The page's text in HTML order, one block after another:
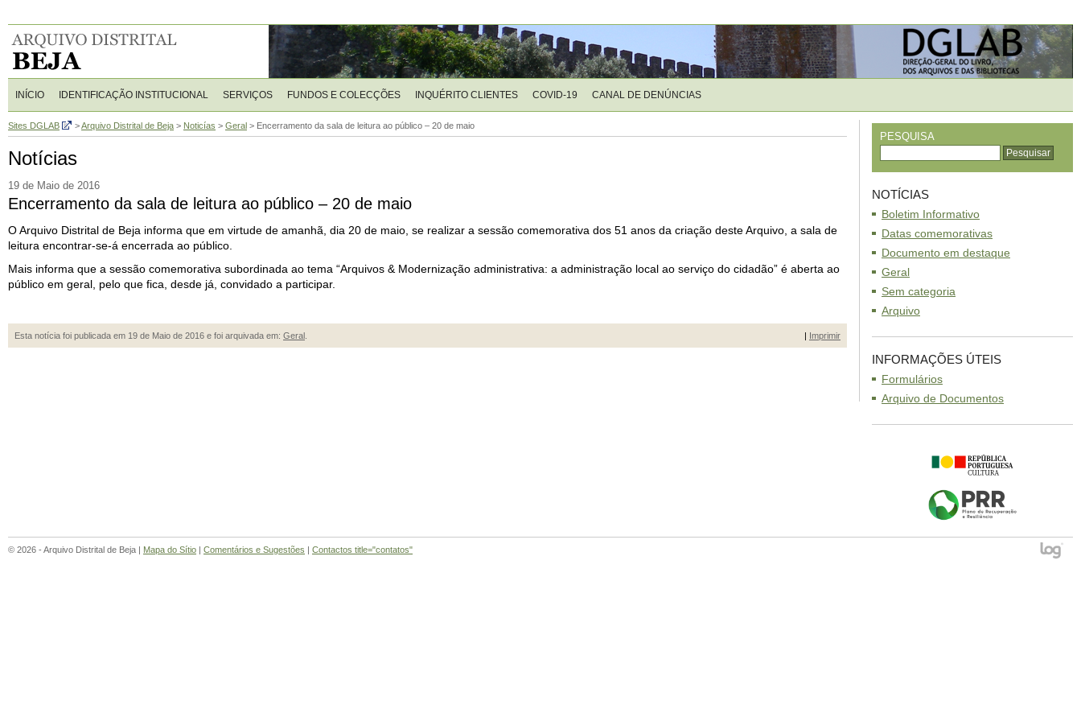
INÍCIO IDENTIFICAÇÃO INSTITUCIONAL SERVIÇOS FUNDOS E COLECÇÕES INQUÉRITO CLIENTES COVID-19 CANAL DE DENÚNCIAS
Sites DGLAB >Arquivo Distrital de Beja > Noticías > Geral > Encerramento da sala de leitura ao público – 20 de maio
Notícias
19 de Maio de 2016
Encerramento da sala de leitura ao público – 20 de maio
O Arquivo Distrital de Beja informa que em virtude de amanhã, dia 20 de maio, se realizar a sessão comemorativa dos 51 anos da criação deste Arquivo, a sala de
leitura encontrar-se-á encerrada ao público.
Mais informa que a sessão comemorativa subordinada ao tema “Arquivos & Modernização administrativa: a administração local ao serviço do cidadão” é aberta ao
público em geral, pelo que fica, desde já, convidado a participar.
Esta notícia foi publicada em 19 de Maio de 2016 e foi arquivada em: Geral | Imprimir
PESQUISA
NOTÍCIAS
Boletim Informativo
Datas comemorativas
Documento em destaque
Geral
Sem categoria
Arquivo
INFORMAÇÕES ÚTEIS
Formulários
Arquivo de Documentos
© 2026 - Arquivo Distrital de Beja | Mapa do Sítio Comentários e Sugestões Contactos title="contatos"